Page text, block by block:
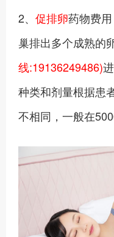
2、 促排卵药物费
巢排出多个成熟的
线:19136249486)
种类和剂量根据患
不相同，一般在